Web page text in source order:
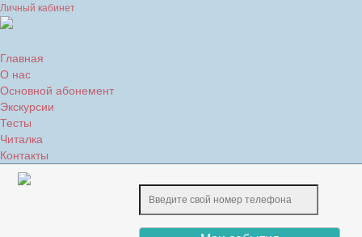
Личный кабинет
Главная
О нас
Основной абонемент
Экскурсии
Тесты
Читалка
Контакты